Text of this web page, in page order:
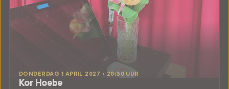
DONDERDAG 1 APRIL 2027 • 20:30 UUR
Kor Hoebe